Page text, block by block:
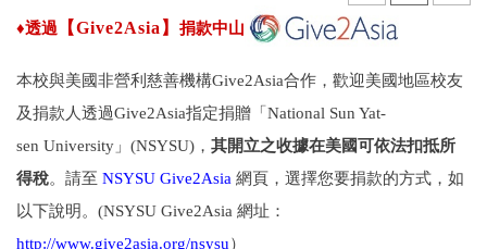
♦透過 【Give2Asia】 捐款中山
本校與美國非營利慈善機構Give2Asia合作，歡迎美國地區校友
及捐款人透過Give2Asia指定捐贈「National Sun Yat-
sen University」(NSYSU)， 其開立之收據在美國可依法扣抵所
得稅。請至 NSYSU Give2Asia 網頁 ，選擇您要捐款的方式，如
以下說明。(NSYSU Give2Asia 網址：
http://www.give2asia.org/nsysu）